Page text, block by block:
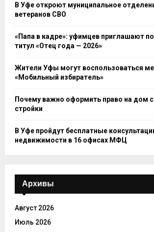
В Уфе откроют муниципальное
ветеранов СВО
«Папа в кадре»: уфимцев приглашают
титул «Отец года — 2026»
Жители Уфы могут воспользоваться
«Мобильный избиратель»
Почему важно оформить право на дом
стройки
В Уфе пройдут бесплатные
недвижимости в 16 офисах МФЦ
Архивы
Август 2026
Июль 2026